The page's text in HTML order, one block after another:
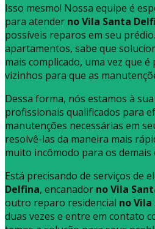
Isso mesmo! Nossa equipe é
para atender no Vila Santa
possíveis reparos em seu
apartamentos, sabe que
mais complicado, uma vez que
vizinhos para que as
Dessa forma, nós estamos à
profissionais qualificados para
manutenções necessárias em
resolvê-las da maneira mais
muito incômodo para os demais
Está precisando de serviços de
Delfina, encanador no Vila
outro reparo residencial no
duas vezes e entre em contato